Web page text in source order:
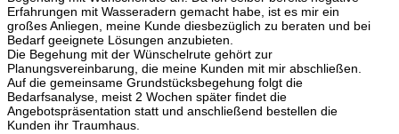
Erfahrungen mit Wasseradern gemacht habe, ist es mir ein
großes Anliegen, meine Kunde diesbezüglich zu beraten und bei
Bedarf geeignete Lösungen anzubieten.
Die Begehung mit der Wünschelrute gehört zur
Planungsvereinbarung, die meine Kunden mit mir abschließen.
Auf die gemeinsame Grundstücksbegehung folgt die
Bedarfsanalyse, meist 2 Wochen später findet die
Angebotspräsentation statt und anschließend bestellen die
Kunden ihr Traumhaus.